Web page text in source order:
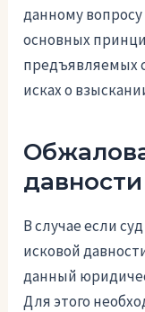
данному
основных
предъявляемых
исках о
давности
В случае если
исковой
данный
Для этого